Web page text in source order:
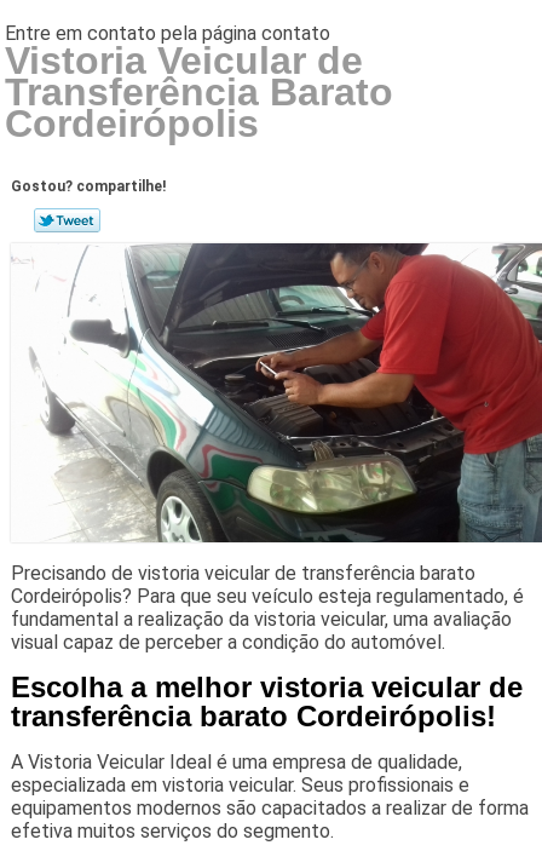
Vistoria Veicular de
Transferência Barato
Cordeirópolis
Gostou? compartilhe!
Precisando de vistoria veicular de transferência barato
Cordeirópolis? Para que seu veículo esteja regulamentado, é
fundamental a realização da vistoria veicular, uma avaliação
visual capaz de perceber a condição do automóvel.
Escolha a melhor vistoria veicular de
transferência barato Cordeirópolis!
A Vistoria Veicular Ideal é uma empresa de qualidade,
especializada em vistoria veicular. Seus profissionais e
equipamentos modernos são capacitados a realizar de forma
efetiva muitos serviços do segmento.